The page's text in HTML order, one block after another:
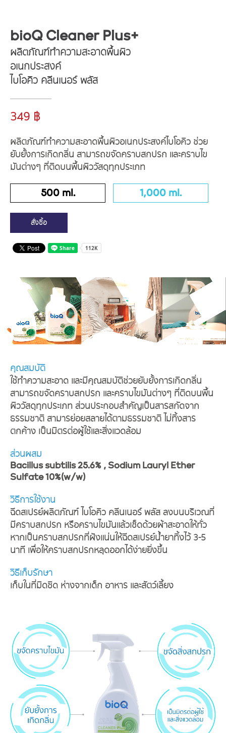
bioQ Cleaner Plus+
ผลิตภัณฑ์ทำความสะอาดพื้นผิว
อเนกประสงค์
ไบโอคิว คลีนเนอร์ พลัส
349 ฿
ผลิตภัณฑ์ทำความสะอาดพื้นผิวอเนกประสงค์ไบโอคิว ช่วย
ยับยั้งการเกิดกลิ่น สามารถขจัดคราบสกปรก และคราบไข
มันต่างๆ ที่ติดบนพื้นผิววัสดุทุกประเภท
500 ml. 1,000 ml.
สั่งซื้อ
คุณสมบัติ
ใช้ทำความสะอาด และมีคุณสมบัติช่วยยับยั้งการเกิดกลิ่น
สามารถขจัดคราบสกปรก และคราบไขมันต่างๆ ที่ติดบนพื้น
ผิววัสดุทุกประเภท ส่วนประกอบสำคัญเป็นสารสกัดจาก
ธรรมชาติ สามารย่อยสลายได้ตามธรรมชาติ ไม่ทิ้งสาร
ตกค้าง เป็นมิตรต่อผู้ใช้และสิ่งแวดล้อม
ส่วนผสม
Bacillus subtilis 25.6% , Sodium Lauryl Ether
Sulfate 10%(w/w)
วิธีการใช้งาน
ฉีดสเปรย์ผลิตภัณฑ์ ไบโอคิว คลีนเนอร์ พลัส ลงบนบริเวณที่
มีคราบสกปรก หรือคราบไขมันแล้วเช็ดด้วยผ้าสะอาดให้ทั่ว
หากเป็นคราบสกปรกที่ฝังแน่นให้ฉีดสเปรย์น้ำยาทิ้งไว้ 3-5
นาที เพื่อให้คราบสกปรกหลุดออกได้ง่ายยิ่งขึ้น
วิธีเก็บรักษา
เก็บในที่มิดชิด ห่างจากเด็ก อาหาร และสัตว์เลี้ยง